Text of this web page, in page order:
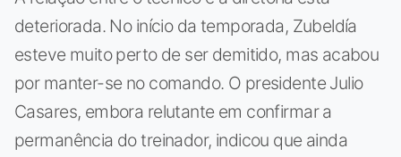
deteriorada. No início da temporada, Zubeldía
esteve muito perto de ser demitido, mas acabou
por manter-se no comando. O presidente Julio
Casares, embora relutante em confirmar a
permanência do treinador, indicou que ainda